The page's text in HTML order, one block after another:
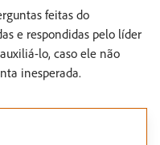
feitas do
e respondidas pelo líder
lo, caso ele não
inesperada.